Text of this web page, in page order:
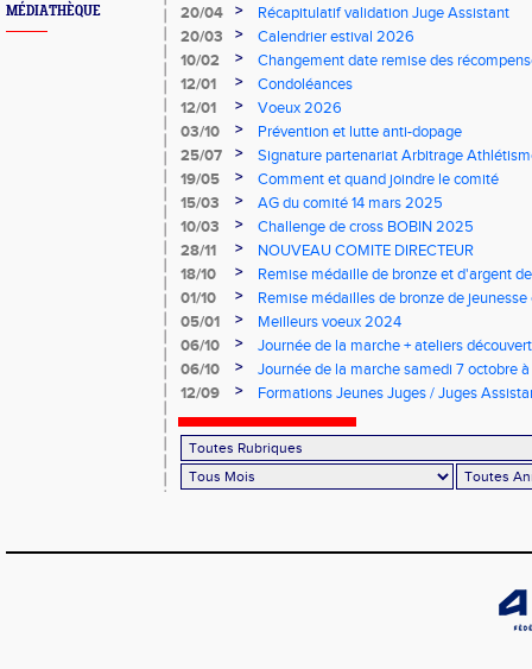
MÉDIATHÈQUE
20/04
>
Récapitulatif validation Juge Assistant
20/03
>
Calendrier estival 2026
10/02
>
Changement date remise des
12/01
>
Condoléances
12/01
>
Voeux 2026
03/10
>
Prévention et lutte anti-dopage
25/07
>
Signature partenariat Arbitrage
19/05
>
Comment et quand joindre le comité
15/03
>
AG du comité 14 mars 2025
10/03
>
Challenge de cross BOBIN 2025
28/11
>
NOUVEAU COMITE DIRECTEUR
18/10
>
Remise médaille de bronze et d'argent
d'Athlétisme
01/10 >
Remise médailles de bronze de jeunesse
05/01
>
Meilleurs voeux 2024
06/10
>
Journée de la marche + ateliers
Lempdes
06/10 >
Journée de la marche samedi 7 octobre
12/09
> Formations Jeunes Juges / Juges